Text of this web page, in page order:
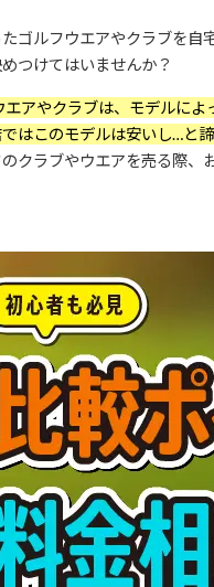
ゴルフウエアやクラブを自
つけてはいませんか？
エアやクラブは、モデルに
はこのモデルは安いし…と
クラブやウエアを売る際、